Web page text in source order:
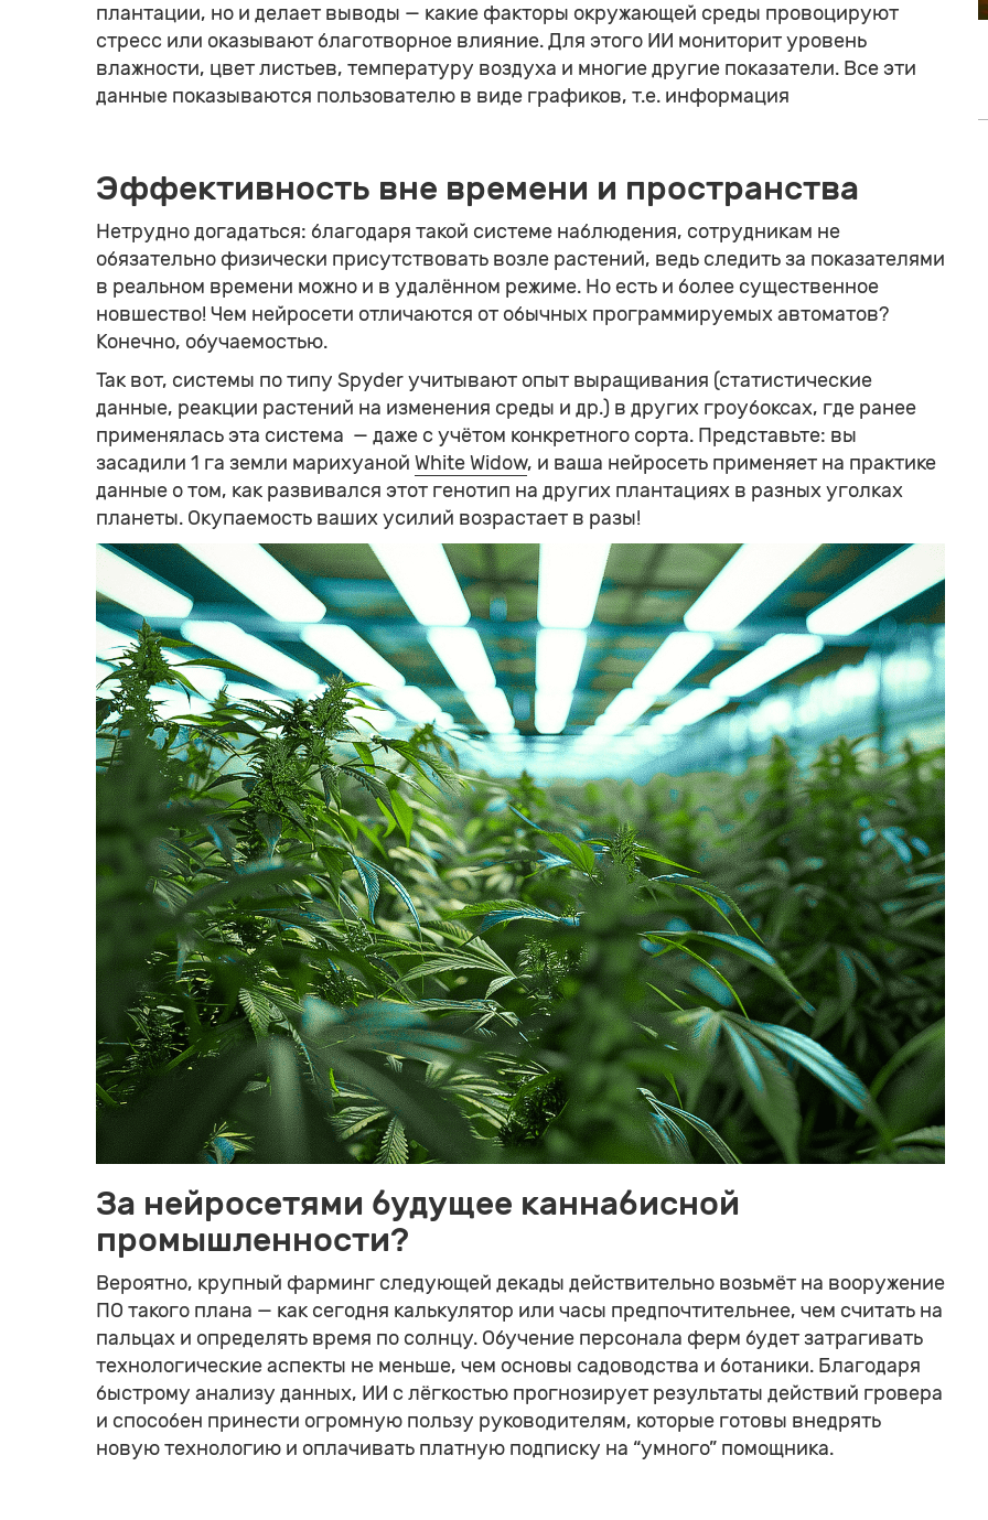
плантации, но и делает выводы — какие факторы окружающей среды провоцируют
стресс или оказывают благотворное влияние. Для этого ИИ мониторит уровень
влажности, цвет листьев, температуру воздуха и многие другие показатели. Все эти
данные показываются пользователю в виде графиков, т.е. информация
Эффективность вне времени и пространства
Нетрудно догадаться: благодаря такой системе наблюдения, сотрудникам не
обязательно физически присутствовать возле растений, ведь следить за показателями
в реальном времени можно и в удалённом режиме. Но есть и более существенное
новшество! Чем нейросети отличаются от обычных программируемых автоматов?
Конечно, обучаемостью.
Так вот, системы по типу Spyder учитывают опыт выращивания (статистические
данные, реакции растений на изменения среды и др.) в других гроубоксах, где ранее
применялась эта система — даже с учётом конкретного сорта. Представьте: вы
засадили 1 га земли марихуаной White Widow, и ваша нейросеть применяет на практике
данные о том, как развивался этот генотип на других плантациях в разных уголках
планеты. Окупаемость ваших усилий возрастает в разы!
За нейросетями будущее каннабисной
промышленности?
Вероятно, крупный фарминг следующей декады действительно возьмёт на вооружение
ПО такого плана — как сегодня калькулятор или часы предпочтительнее, чем считать на
пальцах и определять время по солнцу. Обучение персонала ферм будет затрагивать
технологические аспекты не меньше, чем основы садоводства и ботаники. Благодаря
быстрому анализу данных, ИИ с лёгкостью прогнозирует результаты действий гровера
и способен принести огромную пользу руководителям, которые готовы внедрять
новую технологию и оплачивать платную подписку на “умного” помощника.